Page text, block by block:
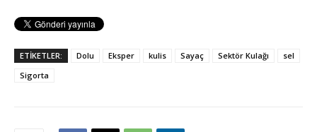
ETİKETLER: Dolu Eksper kulis Sayaç Sektör Kulağı
sel
Sigorta